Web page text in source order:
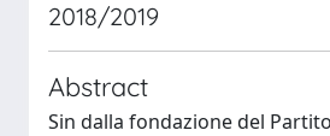
2018/2019
Abstract
Sin dalla fondazione del